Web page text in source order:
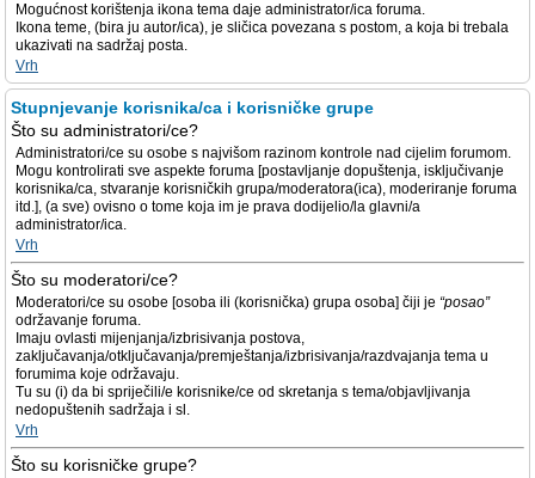
Mogućnost korištenja ikona tema daje administrator/ica foruma.
Ikona teme, (bira ju autor/ica), je sličica povezana s postom, a koja bi trebala
ukazivati na sadržaj posta.
Vrh
Stupnjevanje korisnika/ca i korisničke grupe
Što su administratori/ce?
Administratori/ce su osobe s najvišom razinom kontrole nad cijelim forumom.
Mogu kontrolirati sve aspekte foruma [postavljanje dopuštenja, isključivanje
korisnika/ca, stvaranje korisničkih grupa/moderatora(ica), moderiranje foruma
itd.], (a sve) ovisno o tome koja im je prava dodijelio/la glavni/a
administrator/ica.
Vrh
Što su moderatori/ce?
Moderatori/ce su osobe [osoba ili (korisnička) grupa osoba] čiji je “posao”
održavanje foruma.
Imaju ovlasti mijenjanja/izbrisivanja postova,
zaključavanja/otključavanja/premještanja/izbrisivanja/razdvajanja tema u
forumima koje održavaju.
Tu su (i) da bi spriječili/e korisnike/ce od skretanja s tema/objavljivanja
nedopuštenih sadržaja i sl.
Vrh
Što su korisničke grupe?